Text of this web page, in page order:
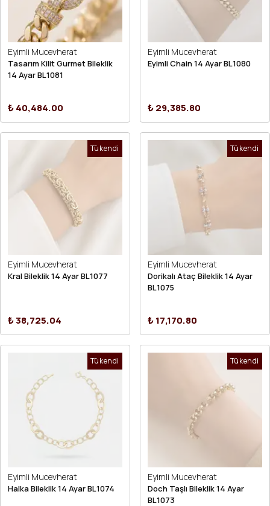
Eyimli Mucevherat
Tasarım Kilit Gurmet Bileklik
14 Ayar BL1081
₺ 40,484.00
Eyimli Mucevherat
Eyimli Chain 14 Ayar BL1080
₺ 29,385.80
Tükendi
Eyimli Mucevherat
Kral Bileklik 14 Ayar BL1077
₺ 38,725.04
Tükendi
Eyimli Mucevherat
Dorikalı Ataç Bileklik 14 Ayar
BL1075
₺ 17,170.80
Tükendi
Eyimli Mucevherat
Halka Bileklik 14 Ayar BL1074
Tükendi
Eyimli Mucevherat
Doch Taşlı Bileklik 14 Ayar
BL1073